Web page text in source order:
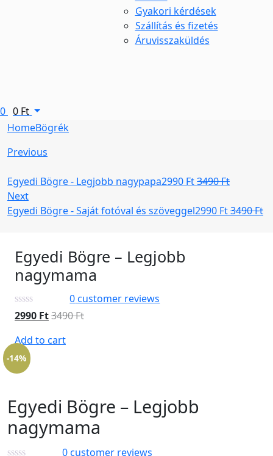
Gyakori kérdések
Szállítás és fizetés
Áruvisszaküldés
0 0 Ft
HomeBögrék
Previous
Egyedi Bögre - Legjobb nagypapa2990 Ft3490Ft
Next
Egyedi Bögre - Saját fotóval és szöveggel2990 Ft3490Ft
Egyedi Bögre – Legjobb
nagymama
0customer reviews
2990 Ft3490Ft
Add to cart
-14%
Egyedi Bögre – Legjobb
nagymama
0customer reviews